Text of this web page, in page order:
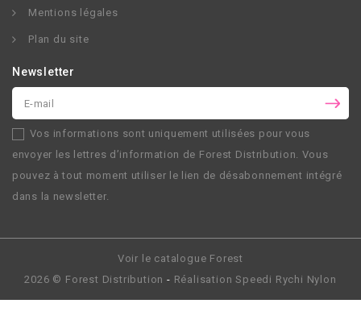
Mentions légales
Plan du site
Newsletter
Vos informations sont uniquement utilisées pour vous
envoyer les lettres d’information de Forest Distribution. Vous
pouvez à tout moment utiliser le lien de désabonnement intégré
dans la newsletter.
Voir le catalogue Forest
2026 © Forest Distribution - RéalisationSpeedi Rychi Nylon